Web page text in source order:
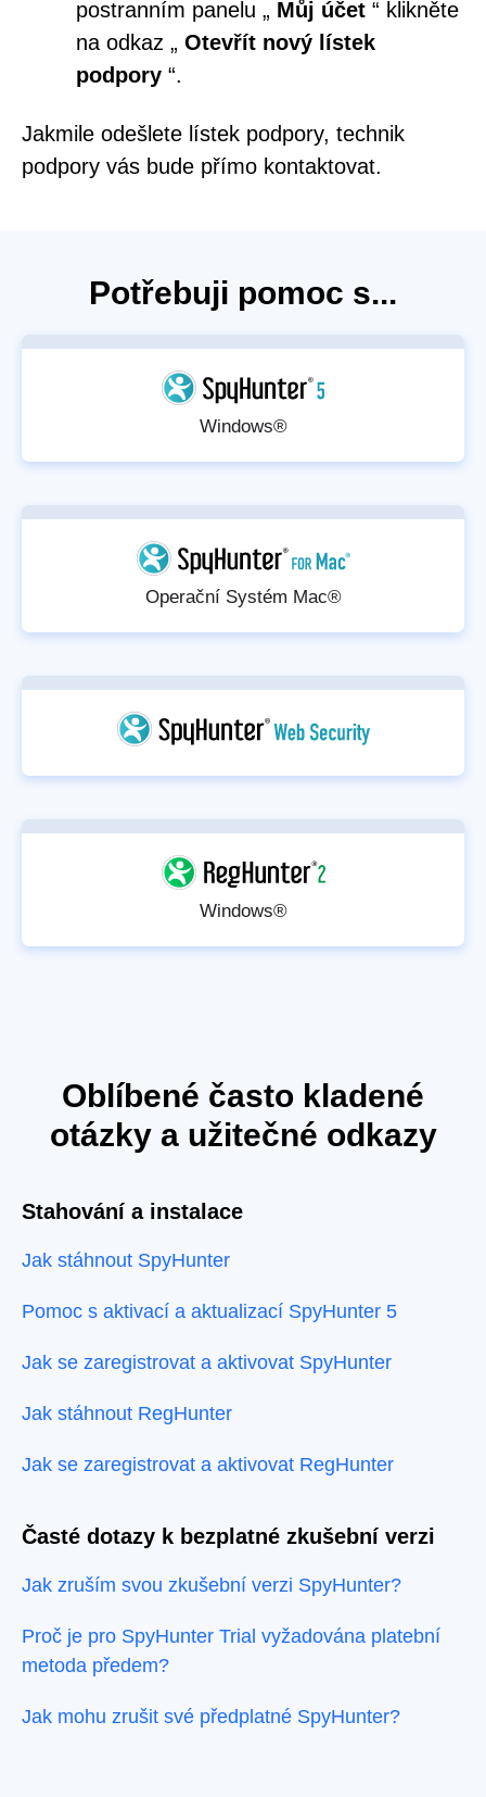
postranním panelu „ Můj účet “ klikněte
na odkaz „ Otevřít nový lístek
podpory “.
Jakmile odešlete lístek podpory, technik
podpory vás bude přímo kontaktovat.
Potřebuji pomoc s...
Windows®
Operační Systém Mac®
Windows®
Oblíbené často kladené
otázky a užitečné odkazy
Stahování a instalace
Jak stáhnout SpyHunter
Pomoc s aktivací a aktualizací SpyHunter 5
Jak se zaregistrovat a aktivovat SpyHunter
Jak stáhnout RegHunter
Jak se zaregistrovat a aktivovat RegHunter
Časté dotazy k bezplatné zkušební verzi
Jak zruším svou zkušební verzi SpyHunter?
Proč je pro SpyHunter Trial vyžadována platební
metoda předem?
Jak mohu zrušit své předplatné SpyHunter?